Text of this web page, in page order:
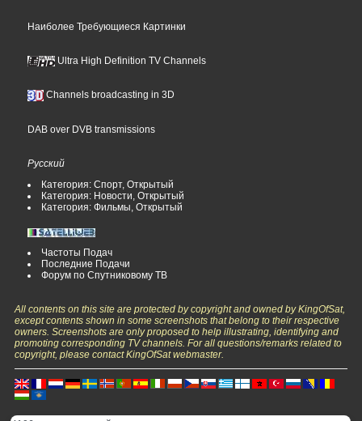
Наиболее Требующиеся Картинки
Ultra High Definition TV Channels
Channels broadcasting in 3D
DAB over DVB transmissions
Русский
Категория: Спорт, Открытый
Категория: Новости, Открытый
Категория: Фильмы, Открытый
Частоты Подач
Последние Подачи
Форум по Спутниковому ТВ
All contents on this site are protected by copyright and owned by KingOfSat,
except contents shown in some screenshots that belong to their respective
owners. Screenshots are only proposed to help illustrating, identifying and
promoting corresponding TV channels. For all questions/remarks related to
copyright, please contact KingOfSat webmaster.